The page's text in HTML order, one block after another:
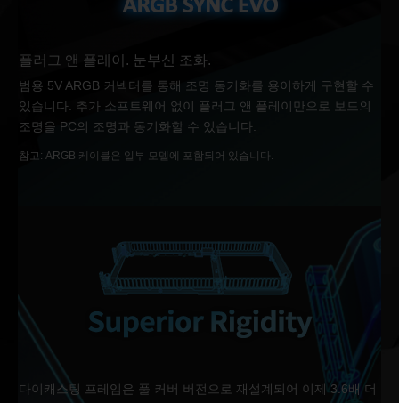
플러그 앤 플레이. 눈부신 조화.
범용 5V ARGB 커넥터를 통해 조명 동기화를 용이하게 구현할 수
있습니다. 추가 소프트웨어 없이 플러그 앤 플레이만으로 보드의
조명을 PC의 조명과 동기화할 수 있습니다.
참고: ARGB 케이블은 일부 모델에 포함되어 있습니다.
다이캐스팅 프레임은 풀 커버 버전으로 재설계되어 이제 3.6배 더